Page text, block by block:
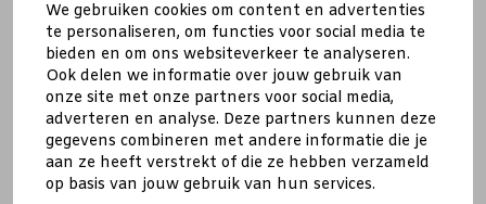
We gebruiken cookies om content en advertenties
te personaliseren, om functies voor social media te
bieden en om ons websiteverkeer te analyseren.
Ook delen we informatie over jouw gebruik van
onze site met onze partners voor social media,
adverteren en analyse. Deze partners kunnen deze
gegevens combineren met andere informatie die je
aan ze heeft verstrekt of die ze hebben verzameld
op basis van jouw gebruik van hun services.